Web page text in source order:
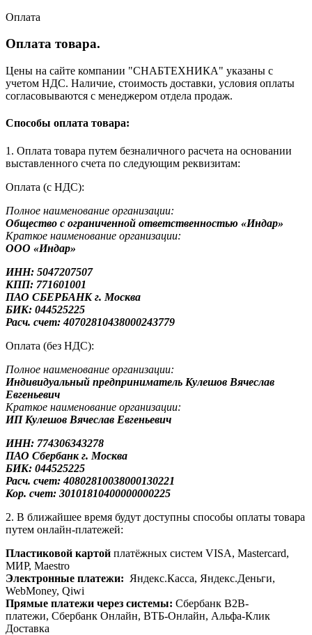
Оплата
Оплата товара.
Цены на сайте компании "СНАБТЕХНИКА" указаны с
учетом НДС. Наличие, стоимость доставки, условия оплаты
согласовываются с менеджером отдела продаж.
Способы оплата товара:
1. Оплата товара путем безналичного расчета на основании
выставленного счета по следующим реквизитам:
Оплата (с НДС):
Полное наименование организации:
Общество с ограниченной ответственностью «Индар»
Краткое наименование организации:
ООО «Индар»
ИНН: 5047207507
КПП: 771601001
ПАО СБЕРБАНК г. Москва
БИК: 044525225
Расч. счет: 40702810438000243779
Оплата (без НДС):
Полное наименование организации:
Индивидуальный предприниматель Кулешов Вячеслав
Евгеньевич
Краткое наименование организации:
ИП Кулешов Вячеслав Евгеньевич
ИНН: 774306343278
ПАО Сбербанкг. Москва
БИК: 044525225
Расч. счет: 40802810038000130221
Кор. счет: 30101810400000000225
2. В ближайшее время будут доступны способы оплаты товара
путем онлайн-платежей:
Пластиковой картой платёжных систем VISA, Mastercard,
МИР, Maestrо
Электронные платежи: Яндекс.Касса, Яндекс.Деньги,
WebMoney, Qiwi
Прямые платежи через системы: Сбербанк B2B-
платежи, Сбербанк Онлайн, ВТБ-Онлайн, Альфа-Клик
Доставка